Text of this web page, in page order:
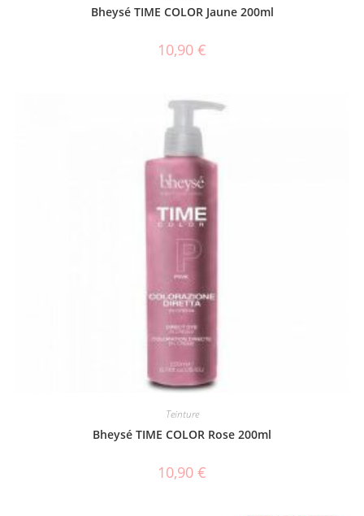
Bheysé TIME COLOR Jaune 200ml
10,90 €
Teinture
Bheysé TIME COLOR Rose 200ml
10,90 €